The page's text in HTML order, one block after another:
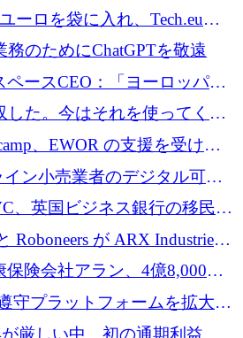
Funding Explorer
ーロを袋に入れ、Tech.eu
の立ち上げ、そしてルクセン
望
のためにChatGPTを敬遠
ペースCEO：「ヨーロッパは
」
した。今はそれを使ってくれ
、EWOR の支援を受け、
テム用の空間 AI プラットフォ
イン小売業者のデジタル可視
ために 140 万ユーロを調達
、英国ビジネス銀行の移民主
プ支援で初のファンド獲得に
Roboneers が ARX Industries
地上車両の生産を拡大
保険会社アラン、4億8,000万
ラウンドで合意
守プラットフォームを拡大す
ルを調達
厳しい中、初の通期利益を